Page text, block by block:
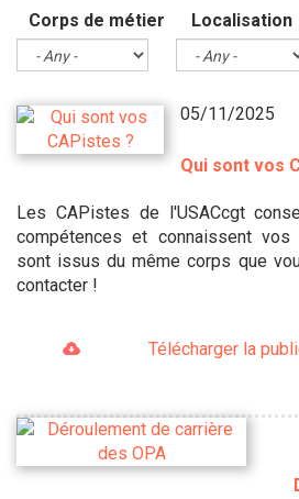
Corps de métier Localisation
05/11/2025
Qui sont vos
Les CAPistes de l'USACcgt
compétences et connaissent vos
sont issus du même corps que
contacter !
Télécharger la